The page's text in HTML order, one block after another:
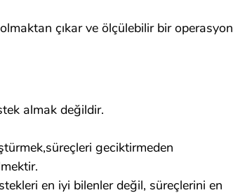
çıkar ve ölçülebilir bir operasyon
almak değildir.
geciktirmeden
en iyi bilenler değil, süreçlerini en